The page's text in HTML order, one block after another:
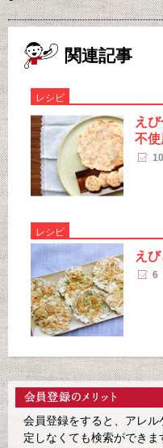
関連記事
レシピ
え
不使
10
レシピ
え
6
会員登録をすると、アレ
定しなくても検索ができま